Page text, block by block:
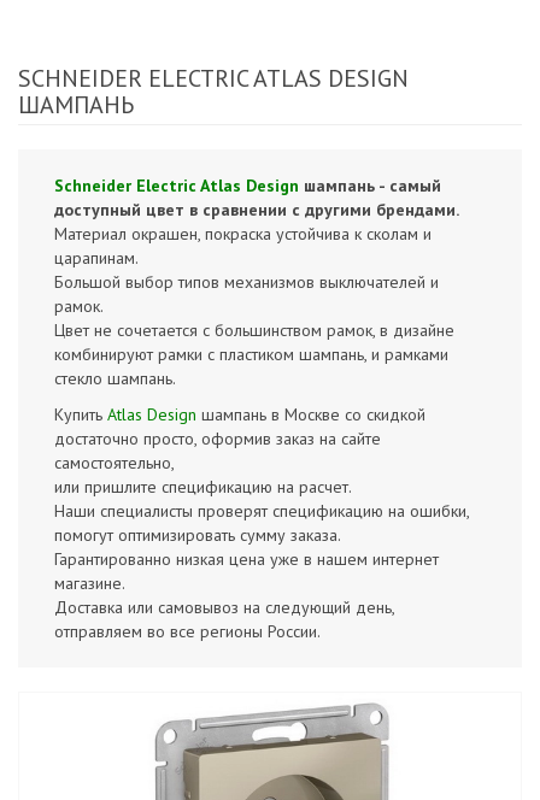
SCHNEIDER ELECTRIC ATLAS DESIGN
ШАМПАНЬ
Schneider Electric Atlas Design шампань - самый
доступный цвет в сравнении с другими брендами.
Материал окрашен, покраска устойчива к сколам и
царапинам.
Большой выбор типов механизмов выключателей и
рамок.
Цвет не сочетается с большинством рамок, в дизайне
комбинируют рамки с пластиком шампань, и рамками
стекло шампань.
Купить Atlas Design шампань в Москве со скидкой
достаточно просто, оформив заказ на сайте
самостоятельно,
или пришлите спецификацию на расчет.
Наши специалисты проверят спецификацию на ошибки,
помогут оптимизировать сумму заказа.
Гарантированно низкая цена уже в нашем интернет
магазине.
Доставка или самовывоз на следующий день,
отправляем во все регионы России.